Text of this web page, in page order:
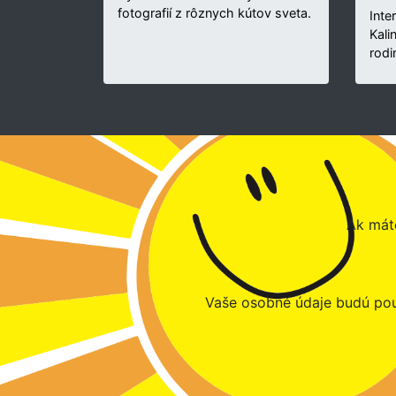
fotografií z rôznych kútov sveta.
Ak
Vaše osobné údaje budú